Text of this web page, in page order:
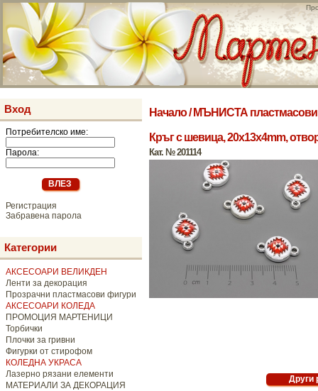
Вход
Потребителско име:
Парола:
Регистрация
Забравена парола
Категории
АКСЕСОАРИ ВЕЛИКДЕН
Ленти за декорация
Прозрачни пластмасови фигури
АКСЕСОАРИ КОЛЕДА
ПРОМОЦИЯ МАРТЕНИЦИ
Торбички
Плочки за гривни
Фигурки от стирофом
КОЛЕДНА УКРАСА
Лазерно рязани елементи
МАТЕРИАЛИ ЗА ДЕКОРАЦИЯ
Начало/ МЪНИСТА пластмасови
Кръг с шевица, 20x13x4mm,
Кат. № 201114